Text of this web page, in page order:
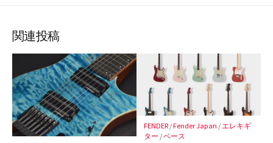
ア
マ
ー
ク
に
保
存
関連投稿
FENDER/Fender Japan /エレキギ
ター /ベース